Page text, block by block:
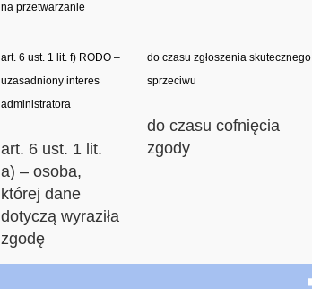
na przetwarzanie
art. 6 ust. 1 lit. f) RODO –
uzasadniony interes
administratora
art. 6 ust. 1 lit.
a) – osoba,
której dane
dotyczą wyraziła
zgodę
do czasu zgłoszenia skutecznego
sprzeciwu
do czasu cofnięcia
zgody